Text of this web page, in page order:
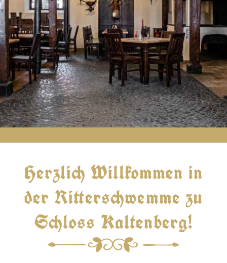
Herzlich Willkommen in
der Ritterschwemme zu
Schloss Kaltenberg!